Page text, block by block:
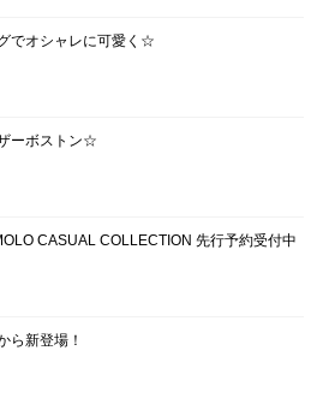
でオシャレに可愛く☆
ーボストン☆
CASUAL COLLECTION 先行予約受付中
ら新登場！